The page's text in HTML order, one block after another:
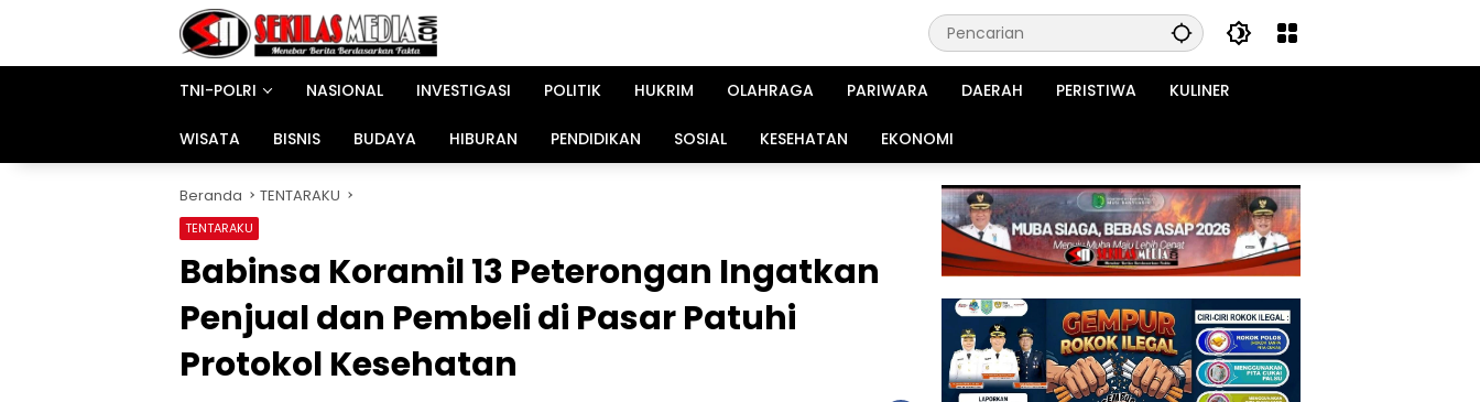
TNI-POLRI
NASIONAL INVESTIGASI POLITIK HUKRIM OLAHRAGA PARIWARA DAERAH PERISTIWA KULINER
WISATA BISNIS BUDAYA HIBURAN PENDIDIKAN SOSIAL KESEHATAN EKONOMI
Beranda TENTARAKU
TENTARAKU
Babinsa Koramil 13 Peterongan Ingatkan
Penjual dan Pembeli di Pasar Patuhi
Protokol Kesehatan